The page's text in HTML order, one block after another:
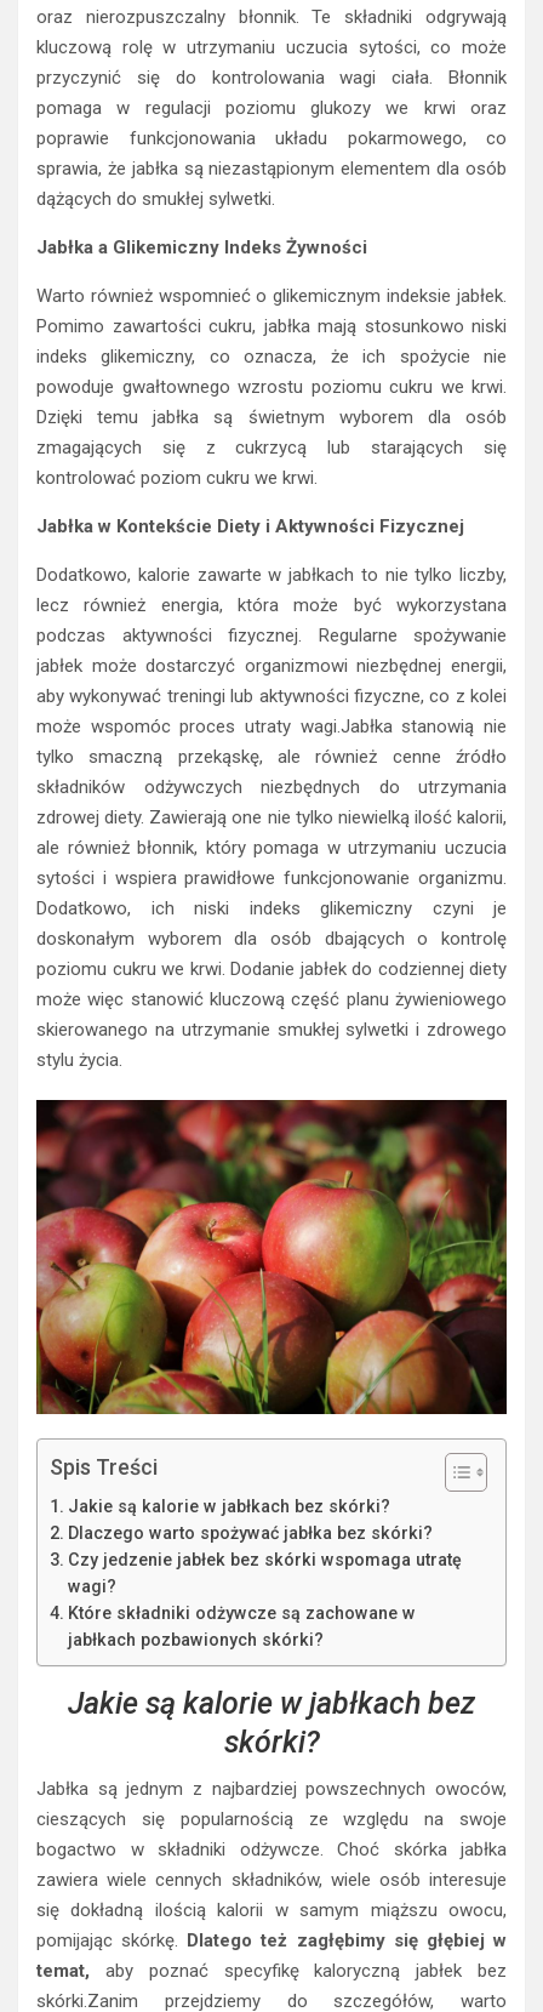
oraz nierozpuszczalny błonnik. Te składniki odgrywają
kluczową rolę w utrzymaniu uczucia sytości, co może
przyczynić się do kontrolowania wagi ciała. Błonnik
pomaga w regulacji poziomu glukozy we krwi oraz
poprawie funkcjonowania układu pokarmowego, co
sprawia, że jabłka są niezastąpionym elementem dla osób
dążących do smukłej sylwetki.
Jabłka a Glikemiczny Indeks Żywności
Warto również wspomnieć o glikemicznym indeksie jabłek.
Pomimo zawartości cukru, jabłka mają stosunkowo niski
indeks glikemiczny, co oznacza, że ich spożycie nie
powoduje gwałtownego wzrostu poziomu cukru we krwi.
Dzięki temu jabłka są świetnym wyborem dla osób
zmagających się z cukrzycą lub starających się
kontrolować poziom cukru we krwi.
Jabłka w Kontekście Diety i Aktywności Fizycznej
Dodatkowo, kalorie zawarte w jabłkach to nie tylko liczby,
lecz również energia, która może być wykorzystana
podczas aktywności fizycznej. Regularne spożywanie
jabłek może dostarczyć organizmowi niezbędnej energii,
aby wykonywać treningi lub aktywności fizyczne, co z kolei
może wspomóc proces utraty wagi.Jabłka stanowią nie
tylko smaczną przekąskę, ale również cenne źródło
składników odżywczych niezbędnych do utrzymania
zdrowej diety. Zawierają one nie tylko niewielką ilość kalorii,
ale również błonnik, który pomaga w utrzymaniu uczucia
sytości i wspiera prawidłowe funkcjonowanie organizmu.
Dodatkowo, ich niski indeks glikemiczny czyni je
doskonałym wyborem dla osób dbających o kontrolę
poziomu cukru we krwi. Dodanie jabłek do codziennej diety
może więc stanowić kluczową część planu żywieniowego
skierowanego na utrzymanie smukłej sylwetki i zdrowego
stylu życia.
Spis Treści
Jakie są kalorie w jabłkach bez skórki?
Dlaczego warto spożywać jabłka bez skórki?
Czy jedzenie jabłek bez skórki wspomaga utratę
wagi?
Które składniki odżywcze są zachowane w
jabłkach pozbawionych skórki?
Jakie są kalorie w jabłkach bez
skórki?
Jabłka są jednym z najbardziej powszechnych owoców,
cieszących się popularnością ze względu na swoje
bogactwo w składniki odżywcze. Choć skórka jabłka
zawiera wiele cennych składników, wiele osób interesuje
się dokładną ilością kalorii w samym miąższu owocu,
pomijając skórkę.
Dlatego też zagłębimy się głębiej w
temat, aby poznać specyfikę kaloryczną jabłek bez
skórki.Zanim przejdziemy do szczegółów, warto